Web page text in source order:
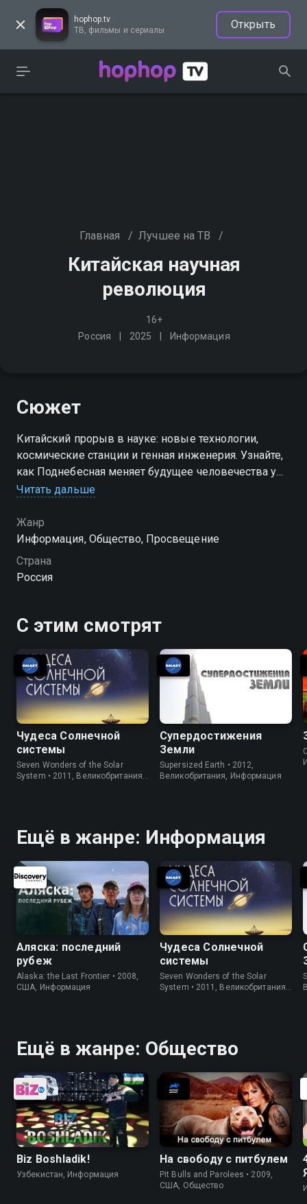
hophop.tv
ТВ, фильмы и сериалы
Открыть
Главная / Лучшее на ТВ /
Китайская научная
революция
16+
Россия
2025 Информация
Сюжет
Китайский прорыв в науке: новые технологии,
космические станции и генная инженерия. Узнайте,
как Поднебесная меняет будущее человечества уже
сегодня
Читать дальше
Жанр
Информация, Общество, Просвещение
Страна
Россия
С этим смотрят
Чудеса Солнечной
системы
Seven Wonders of the Solar
System • 2011, Великобритания,
Супердостижения
Земли
Supersized Earth • 2012,
Великобритания, Информация
Ещё в жанре: Информация
Аляска: последний
рубеж
Alaska: the Last Frontier • 2008,
США, Информация
Чудеса Солнечной
системы
Seven Wonders of the Solar
System • 2011, Великобритания,
Ещё в жанре: Общество
Biz Boshladik!
Узбекистан, Информация
На свободу с питбулем
Pit Bulls and Parolees • 2009,
США, Общество